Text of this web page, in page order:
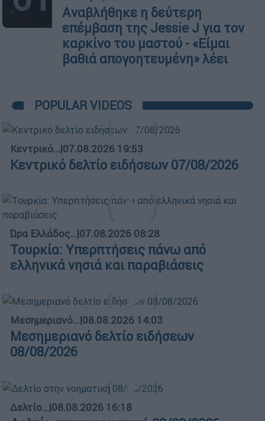
Aναβλήθηκε η δεύτερη
επέμβαση της Jessie J για τον
καρκίνο του μαστού - «Είμαι
βαθιά απογοητευμένη» λέει
POPULAR VIDEOS
Κεντρικό...|07.08.2026 19:53
Κεντρικό δελτίο ειδήσεων 07/08/2026
Ώρα Ελλάδος...|07.08.2026 08:28
Τουρκία: Υπερπτήσεις πάνω από
ελληνικά νησιά και παραβιάσεις
Μεσημεριανό...|08.08.2026 14:03
Μεσημεριανό δελτίο ειδήσεων
08/08/2026
Δελτίο...|08.08.2026 16:18